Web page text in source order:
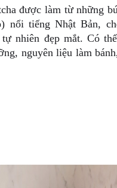
được làm từ những
nổi tiếng Nhật Bản,
nhiên đẹp mắt. Có
nguyên liệu làm